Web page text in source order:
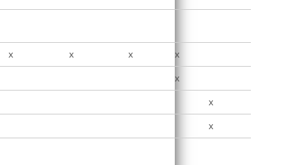
x x x
x
x
x
x